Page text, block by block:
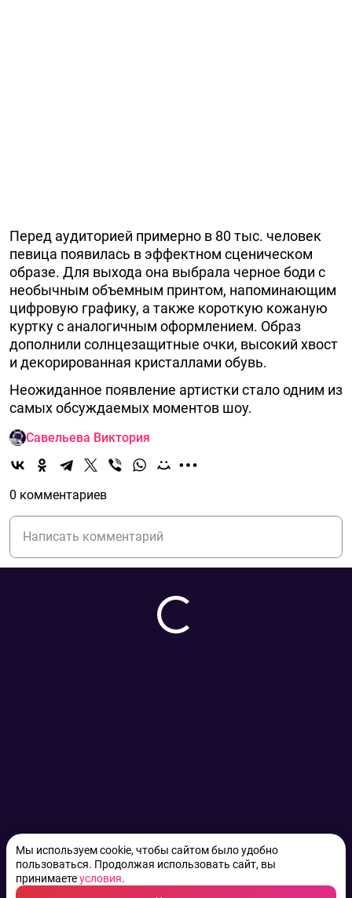
Мы используем cookie, чтобы сайтом было удобно
пользоваться. Продолжая использовать сайт, вы
принимаетеусловия.
Перед аудиторией примерно в 80 тыс. человек
певица появилась в эффектном сценическом
образе. Для выхода она выбрала черное боди с
необычным объемным принтом, напоминающим
цифровую графику, а также короткую кожаную
куртку с аналогичным оформлением. Образ
дополнили солнцезащитные очки, высокий хвост
и декорированная кристаллами обувь.
Неожиданное появление артистки стало одним из
самых обсуждаемых моментов шоу.
Савельева Виктория
0 комментариев